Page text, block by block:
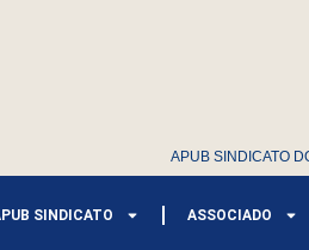
APUB SINDICATO
SINDICATO ASSOCIADO